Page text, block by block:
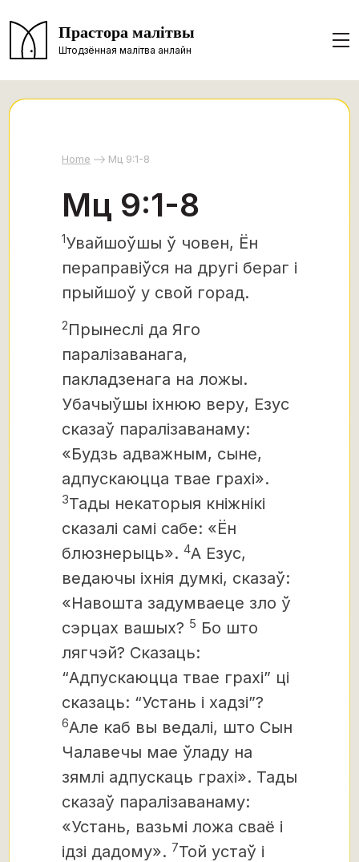
Прастора малітвы
Штодзённая малітва анлайн
Home Мц 9:1-8
Мц 9:1-8
1Увайшоўшы ў човен, Ён
пераправіўся на другі бераг і
прыйшоў у свой горад.
2Прынеслі да Яго
паралізаванага,
пакладзенага на ложы.
Убачыўшы іхнюю веру, Езус
сказаў паралізаванаму:
«Будзь адважным, сыне,
адпускаюцца твае грахі».
3Тады некаторыя кніжнікі
сказалі самі сабе: «Ён
блюзнерыць». 4А Езус,
ведаючы іхнія думкі, сказаў:
«Навошта задумваеце зло ў
сэрцах вашых? 5 Бо што
лягчэй? Сказаць:
“Адпускаюцца твае грахі” ці
сказаць: “Устань і хадзі”?
6Але каб вы ведалі, што Сын
Чалавечы мае ўладу на
зямлі адпускаць грахі». Тады
сказаў паралізаванаму:
«Устань, вазьмі ложа сваё і
ідзі дадому». 7Той устаў і